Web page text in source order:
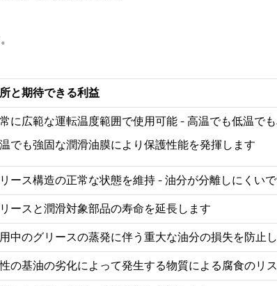
と期待できる利益
に広範な運転温度範囲で使用可能- 高温でも低温で
でも強固な潤滑油膜により保護性能を発揮します
ース構造の正常な状態を維持- 油分が分離しにくい
ースと潤滑対象部品の寿命を延長します
中のグリースの蒸発に伴う重大な油分の損失を防止
の基油の劣化によって発生する物質による腐食のリ